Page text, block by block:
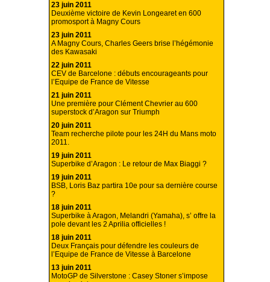
23 juin 2011
Deuxième victoire de Kevin Longearet en 600
promosport à Magny Cours
23 juin 2011
A Magny Cours, Charles Geers brise l’hégémonie
des Kawasaki
22 juin 2011
CEV de Barcelone : débuts encourageants pour
l’Equipe de France de Vitesse
21 juin 2011
Une première pour Clément Chevrier au 600
superstock d’Aragon sur Triumph
20 juin 2011
Team recherche pilote pour les 24H du Mans moto
2011.
19 juin 2011
Superbike d’Aragon : Le retour de Max Biaggi ?
19 juin 2011
BSB, Loris Baz partira 10e pour sa dernière course
?
18 juin 2011
Superbike à Aragon, Melandri (Yamaha), s’ offre la
pole devant les 2 Aprilia officielles !
18 juin 2011
Deux Français pour défendre les couleurs de
l’Equipe de France de Vitesse à Barcelone
13 juin 2011
MotoGP de Silverstone : Casey Stoner s’impose